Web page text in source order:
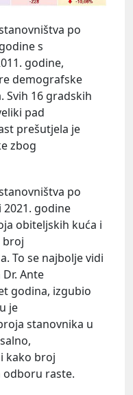
po
s
godine,
demografske
Svih 16 gradskih
pad
prešutjela je
zbog
po
godine
obiteljskih kuća i
broj
To se najbolje vidi
Ante
godina, izgubio
je
stanovnika u
kako broj
odboru raste.